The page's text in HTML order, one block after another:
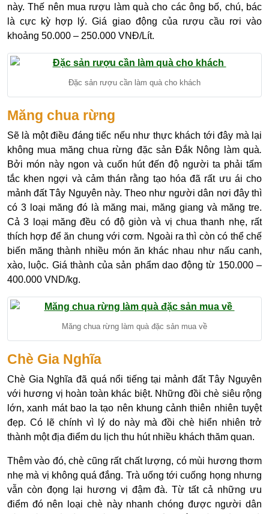
này. Thế nên mua rượu làm quà cho các ông bố, chú, bác
là cực kỳ hợp lý. Giá giao động của rượu cầu rơi vào
khoảng 50.000 – 250.000 VNĐ/Lít.
Đặc sản rượu cần làm quà cho khách
Măng chua rừng
Sẽ là một điều đáng tiếc nếu như thực khách tới đây mà lại
không mua măng chua rừng đặc sản Đắk Nông làm quà.
Bởi món này ngon và cuốn hút đến độ người ta phải tấm
tắc khen ngợi và cảm thán rằng tạo hóa đã rất ưu ái cho
mảnh đất Tây Nguyên này. Theo như người dân nơi đây thì
có 3 loại măng đó là măng mai, măng giang và măng tre.
Cả 3 loại măng đều có độ giòn và vị chua thanh nhẹ, rất
thích hợp để ăn chung với cơm. Ngoài ra thì còn có thể chế
biến măng thành nhiều món ăn khác nhau như nấu canh,
xào, luộc. Giá thành của sản phẩm dao động từ 150.000 –
400.000 VND/kg.
Măng chua rừng làm quà đặc sản mua về
Chè Gia Nghĩa
Chè Gia Nghĩa đã quá nổi tiếng tại mảnh đất Tây Nguyên
với hương vị hoàn toàn khác biệt. Những đồi chè siêu rộng
lớn, xanh mát bao la tạo nên khung cảnh thiên nhiên tuyệt
đẹp. Có lẽ chính vì lý do này mà đồi chè hiển nhiên trở
thành một địa điểm du lịch thu hút nhiều khách thăm quan.
Thêm vào đó, chè cũng rất chất lượng, có mùi hương thơm
nhẹ mà vị không quá đắng. Trà uống tới cuống họng nhưng
vẫn còn đọng lại hương vị đậm đà. Từ tất cả những ưu
điểm đó nên loại chè này nhanh chóng được người dân